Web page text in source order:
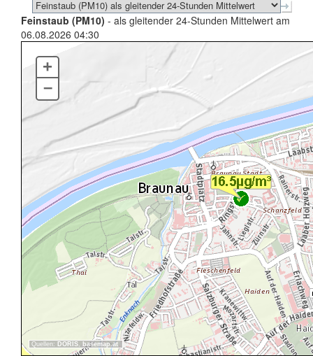
Feinstaub (PM10) - als gleitender 24-Stunden Mittelwert am
06.08.2026 04:30
Quellen: DORIS, basemap.at
+
–